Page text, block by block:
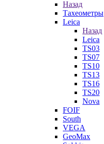
Назад
Тахеометры
Leica
Назад
Leica
TS03
TS07
TS10
TS13
TS16
TS20
Nova
FOIF
South
VEGA
GeoMax